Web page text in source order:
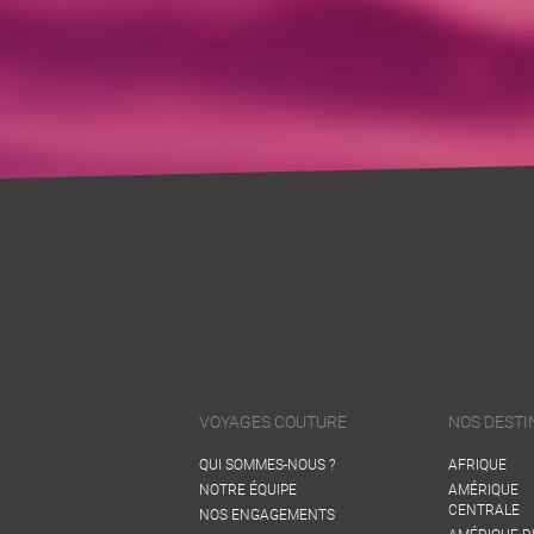
VOYAGES COUTURE
QUI SOMMES-NOUS ?
NOTRE ÉQUIPE
NOS ENGAGEMENTS
NOS
AFRIQUE
AMÉRIQUE
CENTRALE